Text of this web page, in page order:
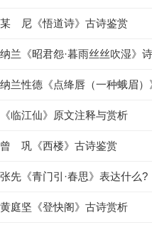
某 尼《悟道诗》古诗鉴赏
纳兰《昭君怨·暮雨丝丝吹湿》
纳兰性德《点绛唇（一种蛾眉
《临江仙》原文注释与赏析
曾 巩《西楼》古诗鉴赏
张先《青门引·春思》表达什么
黄庭坚《登快阁》古诗赏析